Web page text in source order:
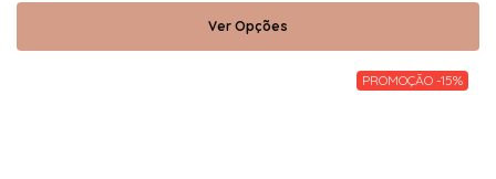
Ver Opções
PROMOÇÃO -15%